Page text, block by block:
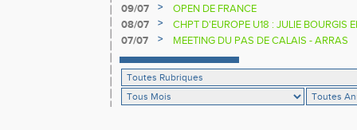
09/07
>
OPEN DE FRANCE
08/07
>
CHPT D'EUROPE U18 : JULIE BOURGIS
07/07
> MEETING DU PAS DE CALAIS - ARRAS